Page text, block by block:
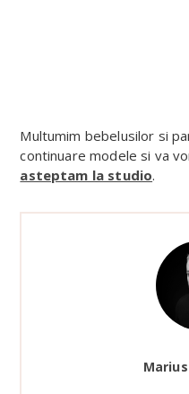
Multumim bebelusilor si
continuare modele si va
asteptam la studio.